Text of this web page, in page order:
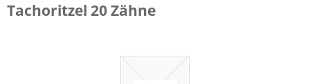
Tachoritzel 20 Zähne